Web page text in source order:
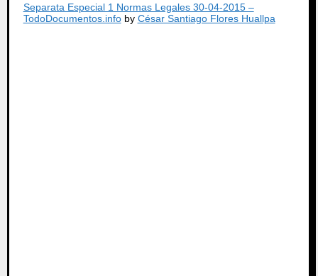
Separata Especial 1 Normas Legales 30-04-2015 –
TodoDocumentos.infoby César Santiago Flores Huallpa